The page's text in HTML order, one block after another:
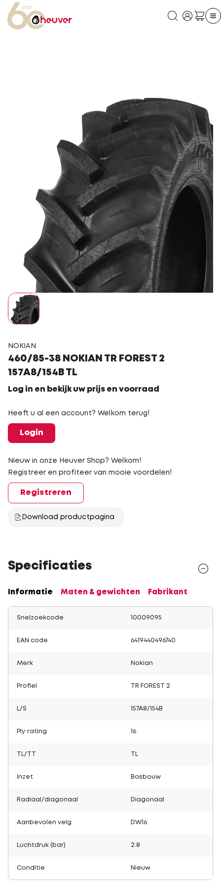
NOKIAN
460/85-38 NOKIAN TR FOREST 2
157A8/154B TL
Log in en bekijk uw prijs en voorraad
Heeft u al een account? Welkom terug!
Login
Nieuw in onze Heuver Shop? Welkom!
Registreer en profiteer van mooie voordelen!
Registreren
Download productpagina
Specificaties
Informatie Maten & gewichten Fabrikant
Snelzoekcode 10009095
EAN code 6419440496740
Merk Nokian
Profiel TR FOREST 2
L/S 157A8/154B
Ply rating 16
TL/TT
Inzet Bosbouw
Radiaal/diagonaal Diagonaal
Aanbevolen velg DW16
Luchtdruk (bar) 2.8
Conditie Nieuw